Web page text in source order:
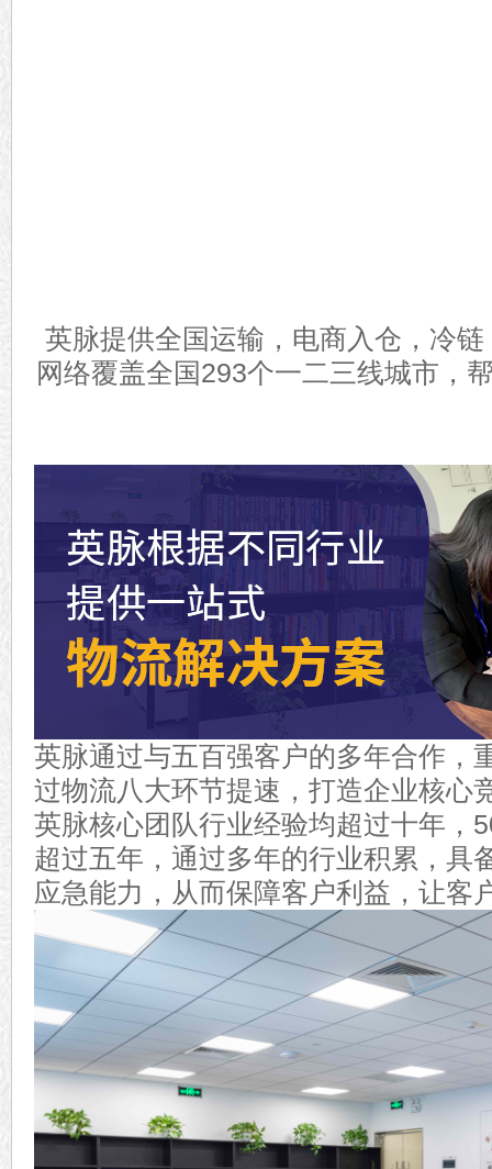
英脉提供全国运输，电商入仓，冷
网络覆盖全国 293个一二三线城市，
英脉通过与五百强客户的多年合作，
过物流八大环节提速，打造企业核心
英脉核心团队行业经验均超过十年，
超过五年，通过多年的行业积累，具
应急能力，从而保障客户利益，让客